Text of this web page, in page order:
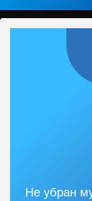
Не убран